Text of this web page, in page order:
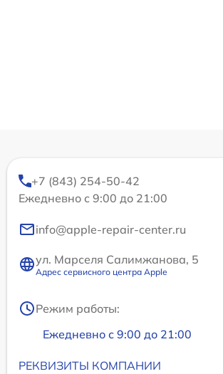
+7 (843) 254-50-42
Ежедневно с 9:00 до 21:00
info@apple-repair-center.ru
ул. Марселя Салимжанова, 5
Адрес сервисного центра Apple
Режим работы:
Ежедневно с 9:00 до 21:00
РЕКВИЗИТЫ КОМПАНИИ